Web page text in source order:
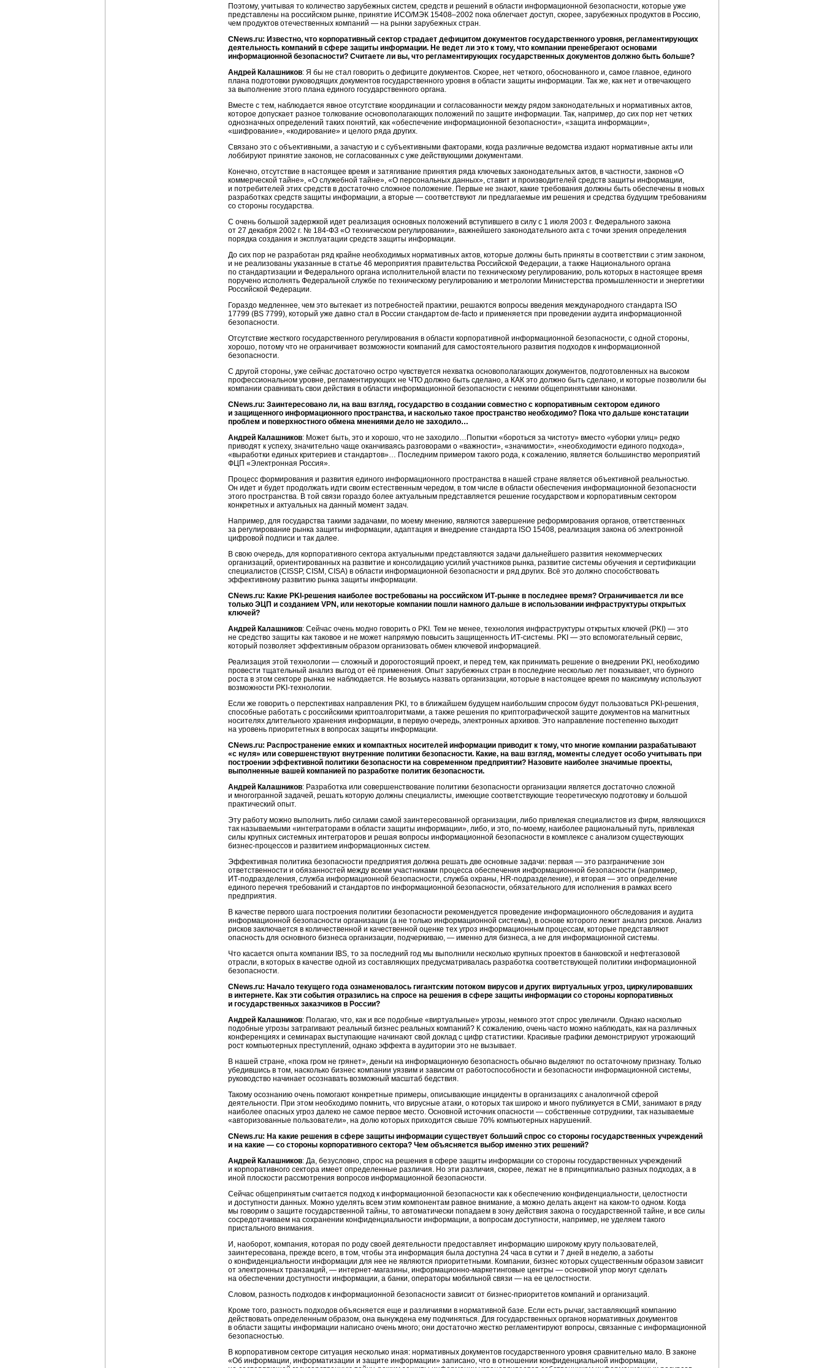
Поэтому, учитывая то количество зарубежных систем, средств и решений в области информационной безопасности, которые уже
представлены на российском рынке, принятие ИСО/МЭК 15408–2002 пока облегчает доступ, скорее, зарубежных продуктов в Россию,
чем продуктов отечественных компаний — на рынки зарубежных стран.
CNews.ru: Известно, что корпоративный сектор страдает дефицитом документов государственного уровня, регламентирующих
деятельность компаний в сфере защиты информации. Не ведет ли это к тому, что компании пренебрегают основами
информационной безопасности? Считаете ли вы, что регламентирующих государственных документов должно быть больше?
Андрей Калашников: Я бы не стал говорить о дефиците документов. Скорее, нет четкого, обоснованного и, самое главное, единого
плана подготовки руководящих документов государственного уровня в области защиты информации. Так же, как нет и отвечающего
за выполнение этого плана единого государственного органа.
Вместе с тем, наблюдается явное отсутствие координации и согласованности между рядом законодательных и нормативных актов,
которое допускает разное толкование основополагающих положений по защите информации. Так, например, до сих пор нет четких
однозначных определений таких понятий, как «обеспечение информационной безопасности», «защита информации»,
«шифрование», «кодирование» и целого ряда других.
Связано это с объективными, а зачастую и с субъективными факторами, когда различные ведомства издают нормативные акты или
лоббируют принятие законов, не согласованных с уже действующими документами.
Конечно, отсутствие в настоящее время и затягивание принятия ряда ключевых законодательных актов, в частности, законов «О
коммерческой тайне», «О служебной тайне», «О персональных данных», ставит и производителей средств защиты информации,
и потребителей этих средств в достаточно сложное положение. Первые не знают, какие требования должны быть обеспечены в новых
разработках средств защиты информации, а вторые — соответствуют ли предлагаемые им решения и средства будущим требованиям
со стороны государства.
С очень большой задержкой идет реализация основных положений вступившего в силу с 1 июля 2003 г. Федерального закона
от 27 декабря 2002 г. № 184-ФЗ «О техническом регулировании», важнейшего законодательного акта с точки зрения определения
порядка создания и эксплуатации средств защиты информации.
До сих пор не разработан ряд крайне необходимых нормативных актов, которые должны быть приняты в соответствии с этим законом,
и не реализованы указанные в статье 46 мероприятия правительства Российской Федерации, а также Национального органа
по стандартизации и Федерального органа исполнительной власти по техническому регулированию, роль которых в настоящее время
поручено исполнять Федеральной службе по техническому регулированию и метрологии Министерства промышленности и энергетики
Российской Федерации.
Гораздо медленнее, чем это вытекает из потребностей практики, решаются вопросы введения международного стандарта ISO
17799 (BS 7799), который уже давно стал в России стандартом de-facto и применяется при проведении аудита информационной
безопасности.
Отсутствие жесткого государственного регулирования в области корпоративной информационной безопасности, с одной стороны,
хорошо, потому что не ограничивает возможности компаний для самостоятельного развития подходов к информационной
безопасности.
С другой стороны, уже сейчас достаточно остро чувствуется нехватка основополагающих документов, подготовленных на высоком
профессиональном уровне, регламентирующих не ЧТО должно быть сделано, а КАК это должно быть сделано, и которые позволили бы
компании сравнивать свои действия в области информационной безопасности с некими общепринятыми канонами.
CNews.ru: Заинтересовано ли, на ваш взгляд, государство в создании совместно с корпоративным сектором единого
и защищенного информационного пространства, и насколько такое пространство необходимо? Пока что дальше констатации
проблем и поверхностного обмена мнениями дело не заходило…
Андрей Калашников: Может быть, это и хорошо, что не заходило…Попытки «бороться за чистоту» вместо «уборки улиц» редко
приводят к успеху, значительно чаще оканчиваясь разговорами о «важности», «значимости», «необходимости единого подхода»,
«выработки единых критериев и стандартов»… Последним примером такого рода, к сожалению, является большинство мероприятий
ФЦП «Электронная Россия».
Процесс формирования и развития единого информационного пространства в нашей стране является объективной реальностью.
Он идет и будет продолжать идти своим естественным чередом, в том числе в области обеспечения информационной безопасности
этого пространства. В той связи гораздо более актуальным представляется решение государством и корпоративным сектором
конкретных и актуальных на данный момент задач.
Например, для государства такими задачами, по моему мнению, являются завершение реформирования органов, ответственных
за регулирование рынка защиты информации, адаптация и внедрение стандарта ISO 15408, реализация закона об электронной
цифровой подписи и так далее.
В свою очередь, для корпоративного сектора актуальными представляются задачи дальнейшего развития некоммерческих
организаций, ориентированных на развитие и консолидацию усилий участников рынка, развитие системы обучения и сертификации
специалистов (CISSP, CISM, CISA) в области информационной безопасности и ряд других. Всё это должно способствовать
эффективному развитию рынка защиты информации.
CNews.ru: Какие PKI-решения наиболее востребованы на российском ИТ-рынке в последнее время? Ограничивается ли все
только ЭЦП и созданием VPN, или некоторые компании пошли намного дальше в использовании инфраструктуры открытых
ключей?
Андрей Калашников: Сейчас очень модно говорить о PKI. Тем не менее, технология инфраструктуры открытых ключей (PKI) — это
не средство защиты как таковое и не может напрямую повысить защищенность ИТ-системы. PKI — это вспомогательный сервис,
который позволяет эффективным образом организовать обмен ключевой информацией.
Реализация этой технологии — сложный и дорогостоящий проект, и перед тем, как принимать решение о внедрении PKI, необходимо
провести тщательный анализ выгод от её применения. Опыт зарубежных стран в последние несколько лет показывает, что бурного
роста в этом секторе рынка не наблюдается. Не возьмусь назвать организации, которые в настоящее время по максимуму используют
возможности PKI-технологии.
Если же говорить о перспективах направления PKI, то в ближайшем будущем наибольшим спросом будут пользоваться PKI-решения,
способные работать с российскими криптоалгоритмами, а также решения по криптографической защите документов на магнитных
носителях длительного хранения информации, в первую очередь, электронных архивов. Это направление постепенно выходит
на уровень приоритетных в вопросах защиты информации.
CNews.ru: Распространение емких и компактных носителей информации приводит к тому, что многие компании разрабатывают
«с нуля» или совершенствуют внутренние политики безопасности. Какие, на ваш взгляд, моменты следует особо учитывать при
построении эффективной политики безопасности на современном предприятии? Назовите наиболее значимые проекты,
выполненные вашей компанией по разработке политик безопасности.
Андрей Калашников: Разработка или совершенствование политики безопасности организации является достаточно сложной
и многогранной задачей, решать которую должны специалисты, имеющие соответствующие теоретическую подготовку и большой
практический опыт.
Эту работу можно выполнить либо силами самой заинтересованной организации, либо привлекая специалистов из фирм, являющихся
так называемыми «интеграторами в области защиты информации», либо, и это, по-моему, наиболее рациональный путь, привлекая
силы крупных системных интеграторов и решая вопросы информационной безопасности в комплексе с анализом существующих
бизнес-процессов и развитием информационных систем.
Эффективная политика безопасности предприятия должна решать две основные задачи: первая — это разграничение зон
ответственности и обязанностей между всеми участниками процесса обеспечения информационной безопасности (например,
ИТ-подразделения, служба информационной безопасности, служба охраны, HR-подразделение), и вторая — это определение
единого перечня требований и стандартов по информационной безопасности, обязательного для исполнения в рамках всего
предприятия.
В качестве первого шага построения политики безопасности рекомендуется проведение информационного обследования и аудита
информационной безопасности организации (а не только информационной системы), в основе которого лежит анализ рисков. Анализ
рисков заключается в количественной и качественной оценке тех угроз информационным процессам, которые представляют
опасность для основного бизнеса организации, подчеркиваю, — именно для бизнеса, а не для информационной системы.
Что касается опыта компании IBS, то за последний год мы выполнили несколько крупных проектов в банковской и нефтегазовой
отрасли, в которых в качестве одной из составляющих предусматривалась разработка соответствующей политики информационной
безопасности.
CNews.ru: Начало текущего года ознаменовалось гигантским потоком вирусов и других виртуальных угроз, циркулировавших
в интернете. Как эти события отразились на спросе на решения в сфере защиты информации со стороны корпоративных
и государственных заказчиков в России?
Андрей Калашников: Полагаю, что, как и все подобные «виртуальные» угрозы, немного этот спрос увеличили. Однако насколько
подобные угрозы затрагивают реальный бизнес реальных компаний? К сожалению, очень часто можно наблюдать, как на различных
конференциях и семинарах выступающие начинают свой доклад с цифр статистики. Красивые графики демонстрируют угрожающий
рост компьютерных преступлений, однако эффекта в аудитории это не вызывает.
В нашей стране, «пока гром не грянет», деньги на информационную безопасность обычно выделяют по остаточному признаку. Только
убедившись в том, насколько бизнес компании уязвим и зависим от работоспособности и безопасности информационной системы,
руководство начинает осознавать возможный масштаб бедствия.
Такому осознанию очень помогают конкретные примеры, описывающие инциденты в организациях с аналогичной сферой
деятельности. При этом необходимо помнить, что вирусные атаки, о которых так широко и много публикуется в СМИ, занимают в ряду
наиболее опасных угроз далеко не самое первое место. Основной источник опасности — собственные сотрудники, так называемые
«авторизованные пользователи», на долю которых приходится свыше 70% компьютерных нарушений.
CNews.ru: На какие решения в сфере защиты информации существует больший спрос со стороны государственных учреждений
и на какие — со стороны корпоративного сектора? Чем объясняется выбор именно этих решений?
Андрей Калашников: Да, безусловно, спрос на решения в сфере защиты информации со стороны государственных учреждений
и корпоративного сектора имеет определенные различия. Но эти различия, скорее, лежат не в принципиально разных подходах, а в
иной плоскости рассмотрения вопросов информационной безопасности.
Сейчас общепринятым считается подход к информационной безопасности как к обеспечению конфиденциальности, целостности
и доступности данных. Можно уделять всем этим компонентам равное внимание, а можно делать акцент на каком-то одном. Когда
мы говорим о защите государственной тайны, то автоматически попадаем в зону действия закона о государственной тайне, и все силы
сосредотачиваем на сохранении конфиденциальности информации, а вопросам доступности, например, не уделяем такого
пристального внимания.
И, наоборот, компания, которая по роду своей деятельности предоставляет информацию широкому кругу пользователей,
заинтересована, прежде всего, в том, чтобы эта информация была доступна 24 часа в сутки и 7 дней в неделю, а заботы
о конфиденциальности информации для нее не являются приоритетными. Компании, бизнес которых существенным образом зависит
от электронных транзакций, — интернет-магазины, информационно-маркетинговые центры — основной упор могут сделать
на обеспечении доступности информации, а банки, операторы мобильной связи — на ее целостности.
Словом, разность подходов к информационной безопасности зависит от бизнес-приоритетов компаний и организаций.
Кроме того, разность подходов объясняется еще и различиями в нормативной базе. Если есть рычаг, заставляющий компанию
действовать определенным образом, она вынуждена ему подчиняться. Для государственных органов нормативных документов
в области защиты информации написано очень много; они достаточно жестко регламентируют вопросы, связанные с информационной
безопасностью.
В корпоративном секторе ситуация несколько иная: нормативных документов государственного уровня сравнительно мало. В законе
«Об информации, информатизации и защите информации» записано, что в отношении конфиденциальной информации,